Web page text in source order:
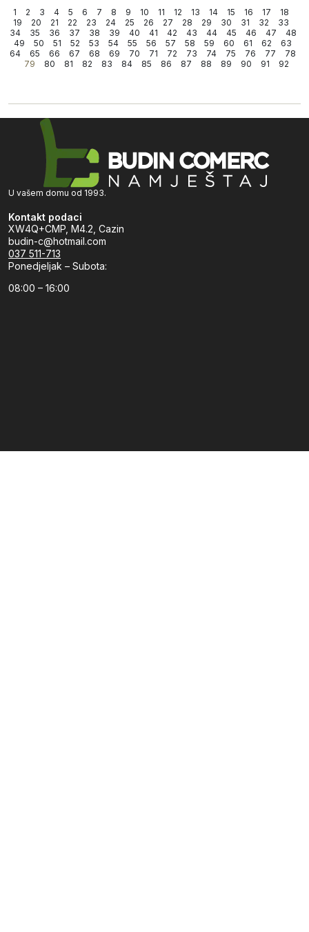
1 2 3 4 5 6 7 8 9 10 11 12 13 14 15 16 17
18
19
20 21 22 23 24 25 26 27 28 29 30 31 32
33
34
35 36 37 38 39 40 41 42 43 44 45 46 47
48
49
50 51 52 53 54 55 56 57 58 59 60 61 62
63
64
65 66 67 68 69 70 71 72 73 74 75 76 77
78
79
80 81 82 83 84 85 86 87 88 89 90 91 92
U vašem domu od 1993.
Kontakt podaci
XW4Q+CMP, M4.2, Cazin
budin-c@hotmail.com
037 511-713
Ponedjeljak – Subota:
08:00 – 16:00